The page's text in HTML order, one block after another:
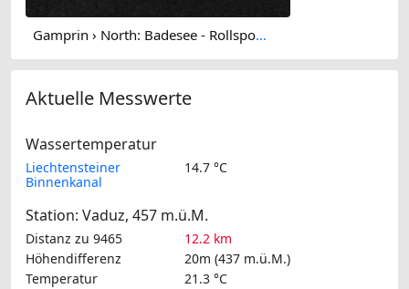
Gamprin › North: Badesee - Rollsportplatz / Pumptrack
Aktuelle Messwerte
Wassertemperatur
Liechtensteiner
Binnenkanal
14.7 °C
Station: Vaduz, 457 m.ü.M.
Distanz zu 9465
12.2 km
Höhendifferenz
20m (437 m.ü.M.)
Temperatur
21.3 °C